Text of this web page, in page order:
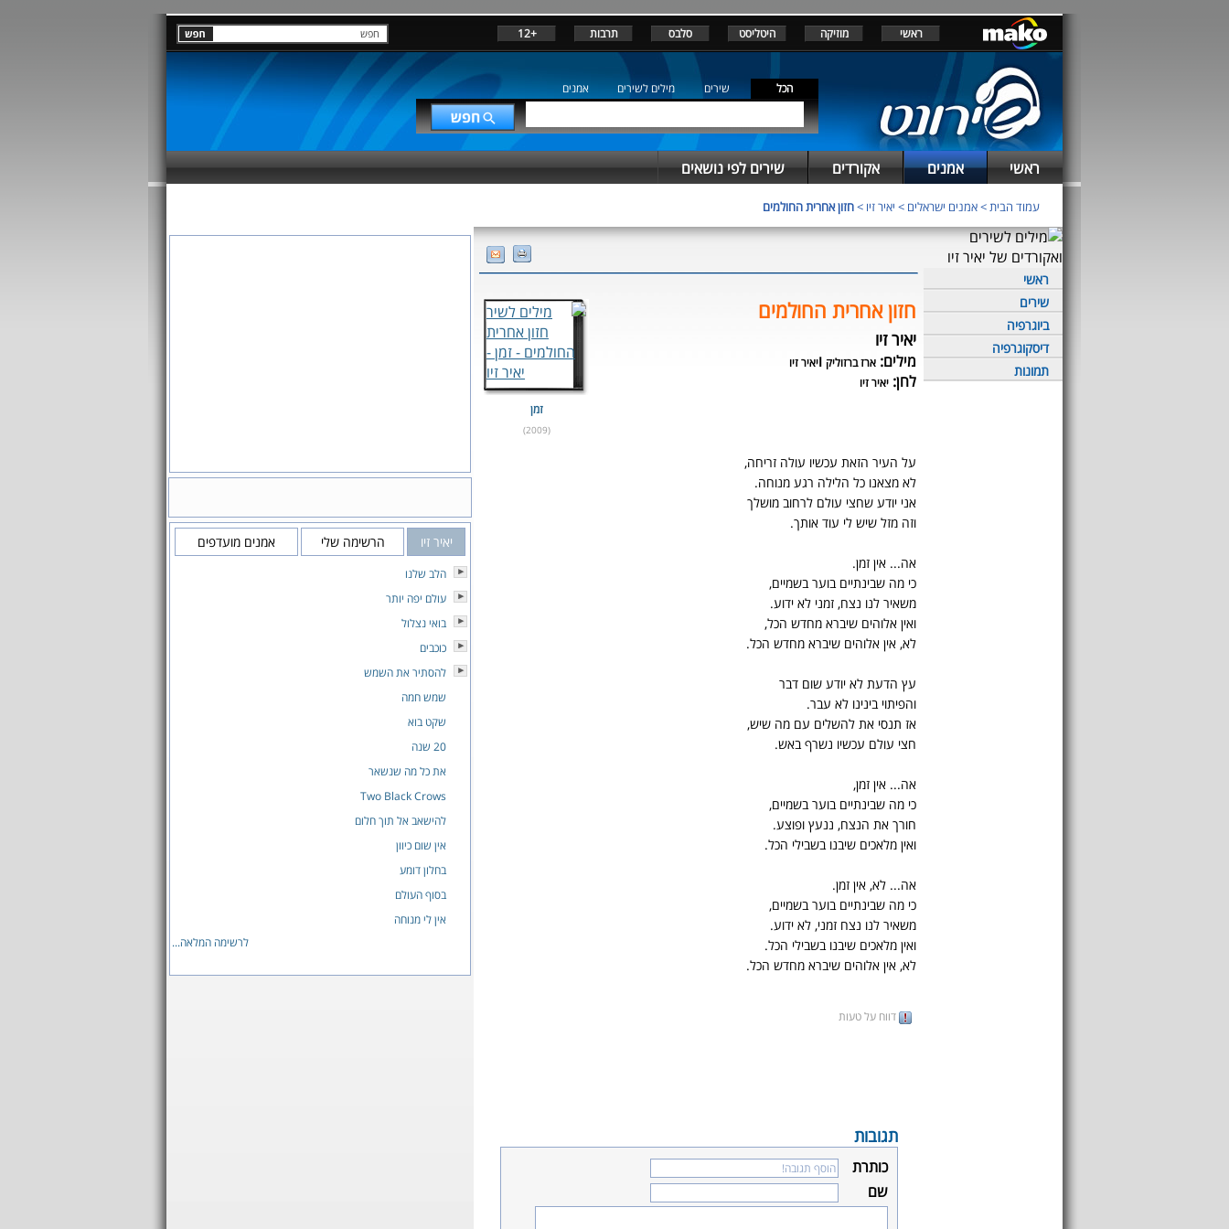
ראשי מוזיקה היטליסט סלבס תרבות +12
הכל שירים מילים לשירים אמנים
ראשי אמנים אקורדים שירים לפי נושאים
עמוד הבית>אמנים ישראלים > יאיר זיו >חזון אחרית החולמים
ראשי
שירים
ביוגרפיה
דיסקוגרפיה
תמונות
חזון אחרית החולמים
יאיר זיו
מילים: ארז ברזוליק ויאיר זיו
לחן: יאיר זיו
על העיר הזאת עכשיו עולה זריחה,
לא מצאנו כל הלילה רגע מנוחה.
אני יודע שחצי עולם לרחוב מושלך
וזה מזל שיש לי עוד אותך.
אה... אין זמן.
כי מה שבינתיים בוער בשמיים,
משאיר לנו נצח, זמני לא ידוע.
ואין אלוהים שיברא מחדש הכל,
לא, אין אלוהים שיברא מחדש הכל.
עץ הדעת לא יודע שום דבר
והפיתוי בינינו לא עבר.
אז תנסי את להשלים עם מה שיש,
חצי עולם עכשיו נשרף באש.
אה... אין זמן,
כי מה שבינתיים בוער בשמיים,
חורך את הנצח, ננעץ ופוצע.
ואין מלאכים שיבנו בשבילי הכל.
אה... לא, אין זמן.
כי מה שבינתיים בוער בשמיים,
משאיר לנו נצח זמני, לא ידוע.
ואין מלאכים שיבנו בשבילי הכל.
לא, אין אלוהים שיברא מחדש הכל.
זמן
(2009)
דווח על טעות
תגובות
כותרת
שם
יאיר זיו הרשימה שלי אמנים מועדפים
הלב שלנו
עולם יפה יותר
בואי נצלול
כוכבים
להסתיר את השמש
שמש חמה
שקט בוא
20 שנה
את כל מה שנשאר
Two Black Crows
להישאב אל תוך חלום
אין שום כיוון
בחלון דומע
בסוף העולם
אין לי מנוחה
לרשימה המלאה...